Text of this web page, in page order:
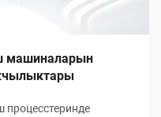
машиналарын